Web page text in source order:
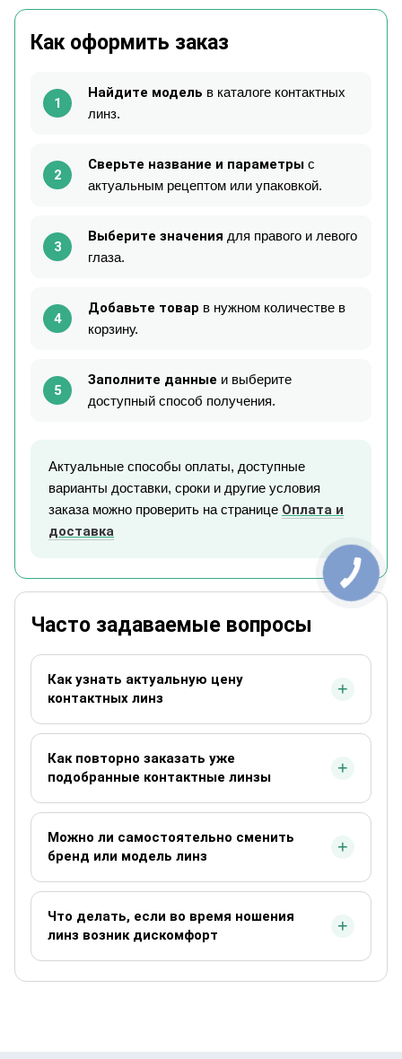
Как оформить заказ
1
Найдите модель в каталоге контактных
линз.
2
Сверьте название и параметры с
актуальным рецептом или упаковкой.
3
Выберите значения для правого и левого
глаза.
4
Добавьте товар в нужном количестве в
корзину.
5
Заполните данные и выберите
доступный способ получения.
Актуальные способы оплаты, доступные
варианты доставки, сроки и другие условия
заказа можно проверить на странице Оплата и
доставка
Часто задаваемые вопросы
Как узнать актуальную цену
контактных линз
Как повторно заказать уже
подобранные контактные линзы
Можно ли самостоятельно сменить
бренд или модель линз
Что делать, если во время ношения
линз возник дискомфорт